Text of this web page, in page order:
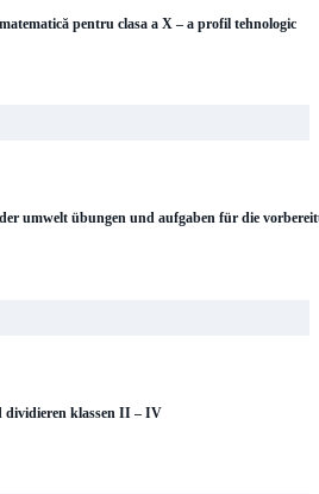
pentru clasa a X – a profil tehnologic
umwelt übungen und aufgaben für die
dividieren klassen II – IV